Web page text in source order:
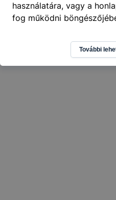
használatára, vagy a
fog működni
További